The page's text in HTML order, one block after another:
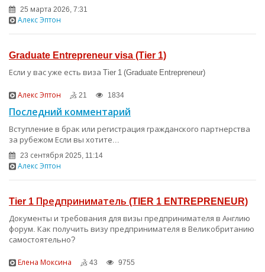
25 марта 2026, 7:31
Алекс Эптон
Graduate Entrepreneur visa (Tier 1)
Если у вас уже есть виза Tier 1 (Graduate Entrepreneur)
Алекс Эптон 21 1834
Последний комментарий
Вступление в брак или регистрация гражданского партнерства
за рубежом Если вы хотите...
23 сентября 2025, 11:14
Алекс Эптон
Tier 1 Предприниматель (TIER 1 ENTREPRENEUR)
Документы и требования для визы предпринимателя в Англию
форум. Как получить визу предпринимателя в Великобританию
самостоятельно?
Елена Моксина 43 9755